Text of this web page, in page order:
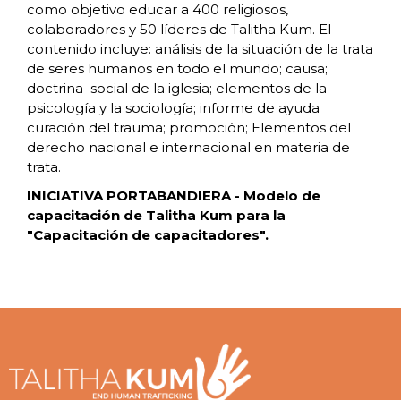
como objetivo educar a 400 religiosos,
colaboradores y 50 líderes de Talitha Kum. El
contenido incluye: análisis de la situación de la trata
de seres humanos en todo el mundo; causa;
doctrina social de la iglesia; elementos de la
psicología y la sociología; informe de ayuda
curación del trauma; promoción; Elementos del
derecho nacional e internacional en materia de
trata.
INICIATIVA PORTABANDIERA - Modelo de
capacitación de Talitha Kum para la
"Capacitación de capacitadores".